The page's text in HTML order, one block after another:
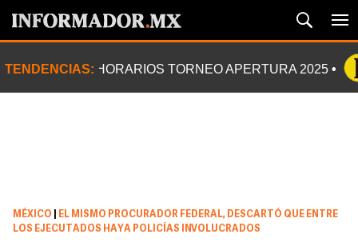
TENDENCIAS: HORARIOS TORNEO APERTURA 2025
MÉXICO
EL MISMO PROCURADOR FEDERAL, DESCARTÓ QUE ENTRE
LOS EJECUTADOS HAYA POLICÍAS INVOLUCRADOS